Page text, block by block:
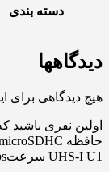
دسته بندی
دیدگاهها
هیچ دیدگاهی
اولین نفری باشید
UHS-I U1 سرعت80MBpsظرفیت 8 گیگابایت”